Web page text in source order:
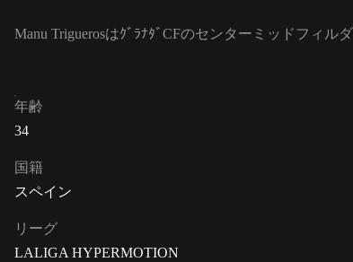
Manu TriguerosはｸﾞﾗﾅﾀﾞCFのセンターミッドフィル
年齢
34
国籍
スペイン
リーグ
LALIGA HYPERMOTION